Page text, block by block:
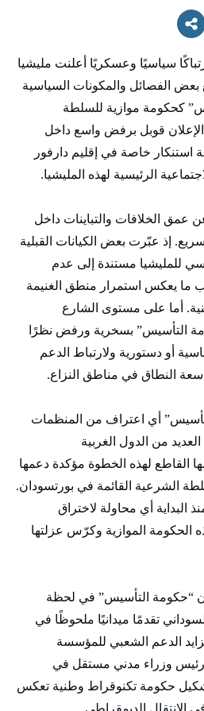
سياسيًا وعسكريًا أعلنت مليشيا
بعض الفصائل والمكونات السياسية
كحكومة موازية للسلطة
قوبل برفض واسع داخل
استنكار خاصة في إقليم دارفور
الرئيسية لهذه المليشيا.
عمق الخلافات والتباينات داخل
إذ عبّرت بعض الكيانات القبلية
للمليشيا مستندة إلى عدم
ما يعكس استمرار منطق الغنيمة
أما على مستوى الشارع
التأسيس” بسخرية ورفض نظرًا
أو دستورية ولارتباط الدعم
النطاق في مناطق النزاع.
أي اعتراف من المنظمات
من الدول الغربية
القاطع لهذه الخطوة مؤكدة دعمها
الشرعية القائمة في بورتسودان.
أي محاولة لاختراق
الحكومة الموازية وكرّس عزلتها
“حكومة التأسيس” في لحظة
تقدمًا ميدانيًا ملحوظًا في
الدعم الشعبي للمؤسسة
رئيس وزراء مدني مستقل في
حكومة تكنوقراط وطنية تعكس
الانتقال الديمقراطي.